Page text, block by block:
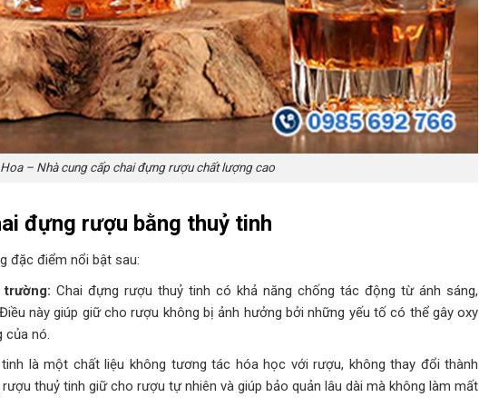
– Nhà cung cấp chai đựng rượu chất lượng cao
đựng rượu bằng thuỷ tinh
đặc điểm nổi bật sau:
Chai đựng rượu thuỷ tinh có khả năng chống tác động từ ánh sáng,
này giúp giữ cho rượu không bị ảnh hưởng bởi những yếu tố có thể gây oxy
của nó.
tinh là một chất liệu không tương tác hóa học với rượu, không thay đổi thành
thuỷ tinh giữ cho rượu tự nhiên và giúp bảo quản lâu dài mà không làm mất